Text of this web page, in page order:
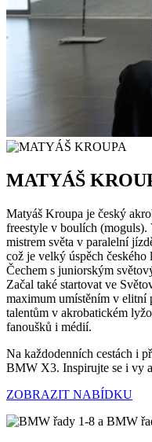
MATYÁŠ
Matyáš Kroupa je český
freestyle v boulích
mistrem světa v paralelní
což je velký úspěch
Čechem s juniorským
Začal také startovat ve
maximum umístěním v elitní
talentům v akrobatickém
fanoušků i médií.
Na každodenních cestách i
BMW X3. Inspirujte se i vy
ZOBRAZIT NABÍDKU